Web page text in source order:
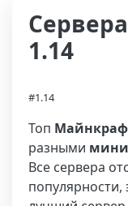
1.14
#1.14
Топ
разными
Все сервера
популярности,